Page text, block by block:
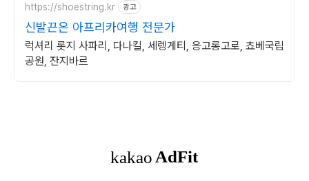
https://shoestring.kr 광고
신발끈은 아프리카여행 전문가
럭셔리 롯지 사파리, 다나킬, 세렝게티, 응고롱고로, 쵸베국립
공원, 잔지바르